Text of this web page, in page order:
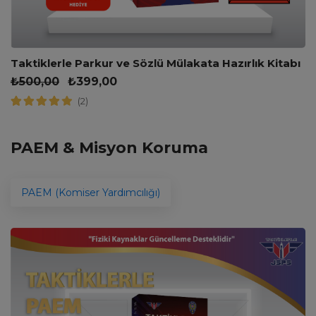
Taktiklerle Parkur ve Sözlü Mülakata Hazırlık Kitabı
₺500,00 ₺399,00
(2)
PAEM & Misyon Koruma
PAEM (Komiser Yardımcılığı)